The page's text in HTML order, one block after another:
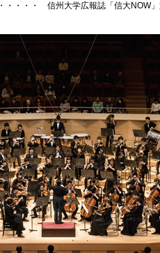
・・・・・ 信州大学広報誌「信大NOW